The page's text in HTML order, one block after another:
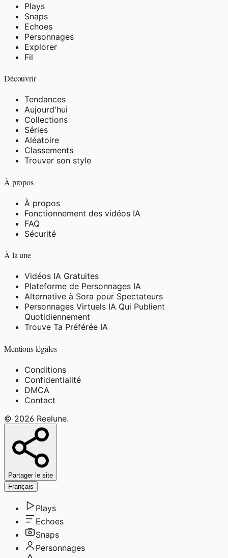
Plays
Snaps
Echoes
Personnages
Explorer
Fil
Découvrir
Tendances
Aujourd'hui
Collections
Séries
Aléatoire
Classements
Trouver son style
À propos
À propos
Fonctionnement des vidéos IA
FAQ
Sécurité
À la une
Vidéos IA Gratuites
Plateforme de Personnages IA
Alternative à Sora pour Spectateurs
Personnages Virtuels IA Qui Publient
Quotidiennement
Trouve Ta Préférée IA
Mentions légales
Conditions
Confidentialité
DMCA
Contact
© 2026 Reelune.
Partager le site
Français
Plays
Echoes
Snaps
Personnages